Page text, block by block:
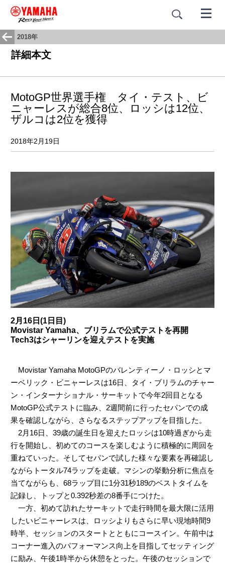
2018年
詳細本文
MotoGP世界選手権 タイ・テスト、ビ
ニャーレスが総合8位、ロッシは12位、
ザルコは2位を獲得
2018年2月19日
2月16日(1日目)
Movistar Yamaha、ブリラムで公式テストを再開
Tech3はシャーリンを迎えテストを実施
Movistar Yamaha MotoGPのバレンティーノ・ロッシとマ
ーベリック・ビニャーレスは16日、タイ・ブリラムのチャー
ン・インターナショナル・サーキットで今年2回目となる
MotoGP公式テストに臨み、2週間前に行ったセパンでの成
果を確認しながら、さらなるステップアップを目指した。
2月16日、39歳の誕生日を迎えたロッシは10時過ぎから走
行を開始し、初めてのコースを楽しむように積極的に周回を
重ねていった。そしてセパンで試した様々な要素を再確認し
ながらトータル74ラップを走破。マシンの挙動分析に焦点を
当てながらも、68ラップ目に1分31秒189のベストタイムを
記録し、トップと0.392秒差の8番手につけた。
一方、初めて訪れたサーキットで走行時間を最大限に活用
したいビニャーレスは、ロッシよりもさらに早い現地時間9
時半、セッションのスタートとともにコースイン。午前中は
コーナー進入のパフォーマンス向上を目指してセッティング
に励み、午後1時半から休憩をとった。午後のセッションで